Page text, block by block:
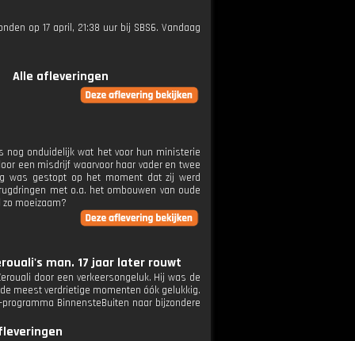
op 17 april, 21:38 uur bij SBS6. Vandaag
Alle afleveringen
nog onduidelijk wat het voor hun ministerie
een misdrijf waarvoor haar vader en twee
was gestopt op het moment dat zij werd
met o.a. het ombouwen van oude
moeizaam?
man. 17 jaar later rouwt
door een verkeersongeluk. Hij was de
meest verdrietige momenten óók gelukkig.
BinnensteBuiten naar bijzondere